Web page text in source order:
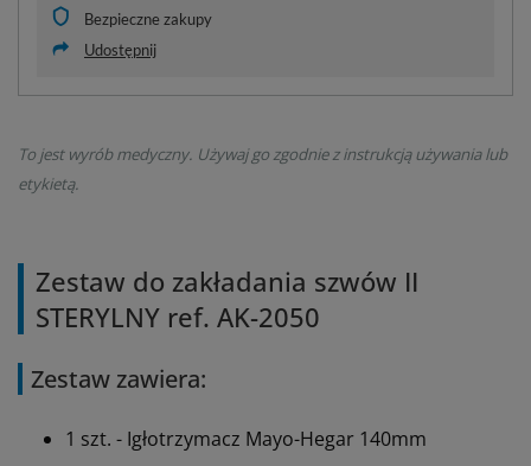
Bezpieczne zakupy
Udostępnij
To jest wyrób medyczny. Używaj go zgodnie z instrukcją używania lub
etykietą.
Zestaw do zakładania szwów II
STERYLNY ref. AK-2050
Zestaw zawiera:
1 szt. - Igłotrzymacz Mayo-Hegar 140mm